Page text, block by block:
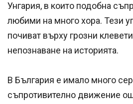
Унгария, в които подобна
любими на много хора. Тези
почиват върху грозни
непознаване на историята.
В България е имало много
съпротивително движение